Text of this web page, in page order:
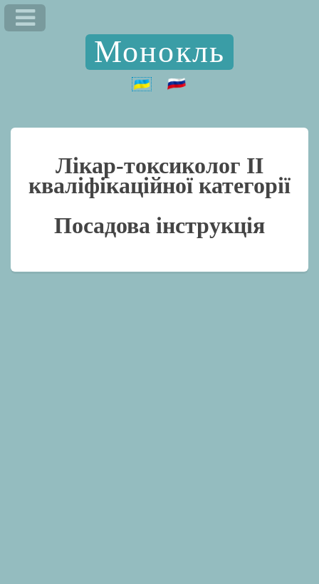
Монокль
Лікар-токсиколог II
кваліфікаційної категорії
Посадова інструкція